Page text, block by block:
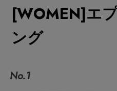
ブランド
最旬！トレンドワード
【雨の日】急な雨対策グ
アイテム一覧
いち早くお届けします
ご登録はこちら
[WOMEN]エ
ング
No.1